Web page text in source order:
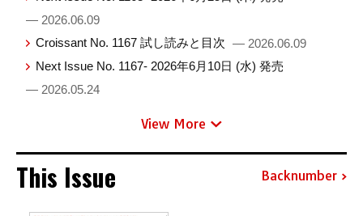
— 2026.06.09
Croissant No. 1167 試し読みと目次 — 2026.06.09
Next Issue No. 1167- 2026年6月10日 (水) 発売
— 2026.05.24
View More
This Issue Backnumber